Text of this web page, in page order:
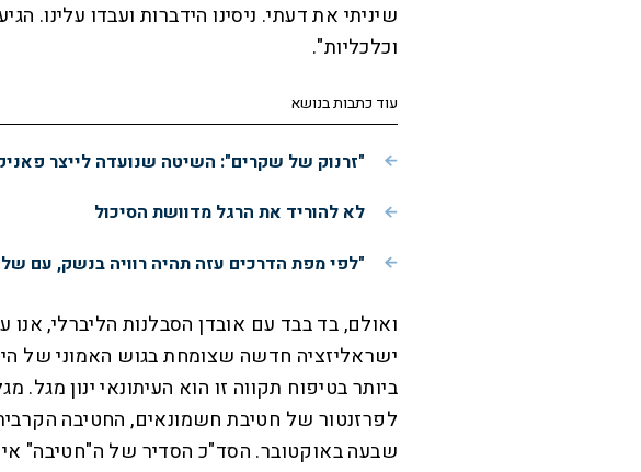
שיניתי את דעתי. ניסינו הידברות ועבדו עלינו.
וכלכליות".
עוד כתבות בנושא
"זרנוק של שקרים": השיטה שנועדה לייצר
לא להוריד את הרגל מדוושת הסיכול
"לפי מפת הדרכים עזה תהיה רוויה בנשק, עם
ואולם, בד בבד עם אובדן הסבלנות הליברלי,
ישראליזציה חדשה שצומחת בגוש האמוני של
ביותר בטיפוח תקווה זו הוא העיתונאי ינון
לפרזנטור של חטיבת חשמונאים, החטיבה
שבעה באוקטובר. הסד"כ הסדיר של ה"חטיבה"